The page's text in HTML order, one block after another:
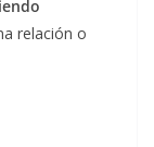
relación o